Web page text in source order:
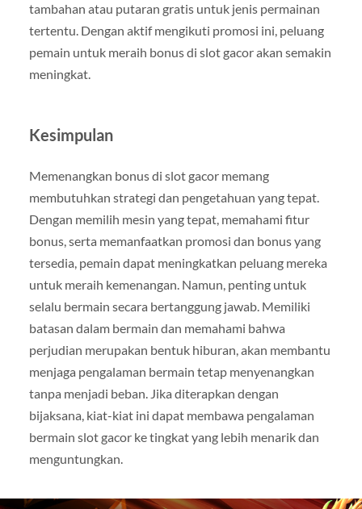
tambahan atau putaran gratis untuk jenis permainan
tertentu. Dengan aktif mengikuti promosi ini, peluang
pemain untuk meraih bonus di slot gacor akan semakin
meningkat.
Kesimpulan
Memenangkan bonus di slot gacor memang
membutuhkan strategi dan pengetahuan yang tepat.
Dengan memilih mesin yang tepat, memahami fitur
bonus, serta memanfaatkan promosi dan bonus yang
tersedia, pemain dapat meningkatkan peluang mereka
untuk meraih kemenangan. Namun, penting untuk
selalu bermain secara bertanggung jawab. Memiliki
batasan dalam bermain dan memahami bahwa
perjudian merupakan bentuk hiburan, akan membantu
menjaga pengalaman bermain tetap menyenangkan
tanpa menjadi beban. Jika diterapkan dengan
bijaksana, kiat-kiat ini dapat membawa pengalaman
bermain slot gacor ke tingkat yang lebih menarik dan
menguntungkan.